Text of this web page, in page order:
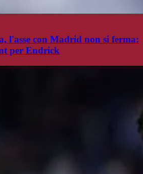
l'asse con Madrid non si ferma:
per Endrick